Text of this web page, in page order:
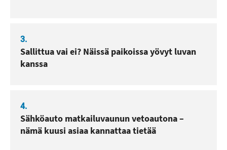
3.
Sallittua vai ei? Näissä paikoissa yövyt luvan
kanssa
4.
Sähköauto matkailuvaunun vetoautona –
nämä kuusi asiaa kannattaa tietää